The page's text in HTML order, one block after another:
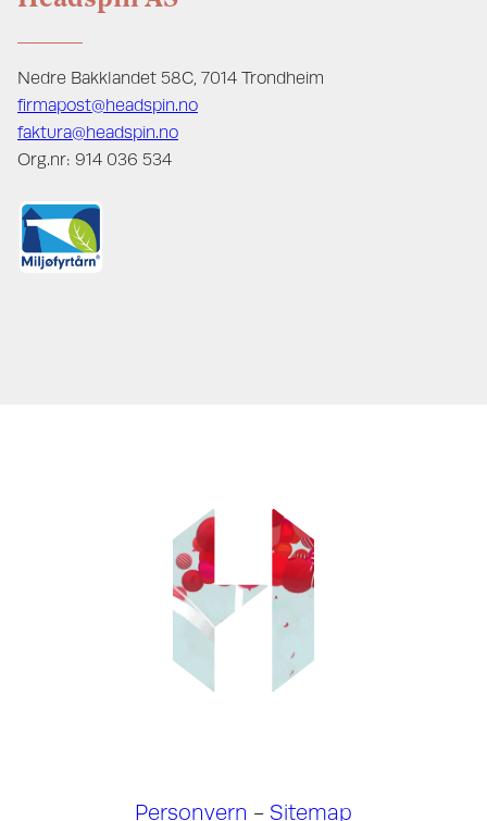
Nedre Bakklandet 58C, 7014 Trondheim
firmapost@headspin.no
faktura@headspin.no
Org.nr: 914 036 534
Personvern - Sitemap